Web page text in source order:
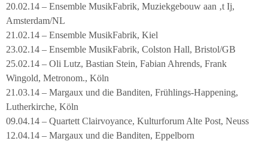
20.02.14 – Ensemble MusikFabrik, Muziekgebouw aan ‚t Ij,
Amsterdam/NL
21.02.14 – Ensemble MusikFabrik, Kiel
23.02.14 – Ensemble MusikFabrik, Colston Hall, Bristol/GB
25.02.14 – Oli Lutz, Bastian Stein, Fabian Ahrends, Frank
Wingold, Metronom., Köln
21.03.14 – Margaux und die Banditen, Frühlings-Happening,
Lutherkirche, Köln
09.04.14 – Quartett Clairvoyance, Kulturforum Alte Post, Neuss
12.04.14 – Margaux und die Banditen, Eppelborn